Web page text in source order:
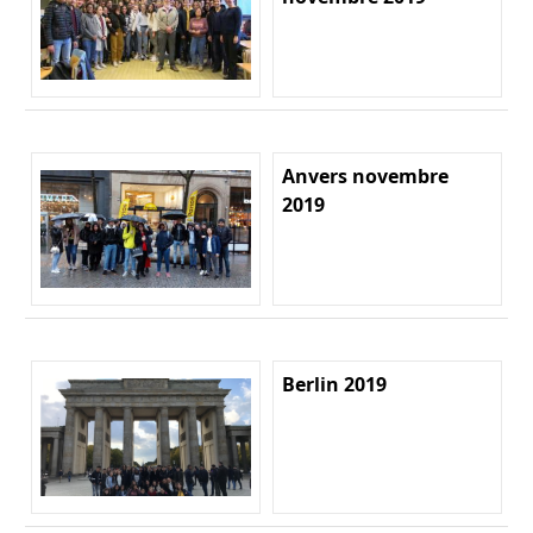
Anvers novembre
2019
Berlin 2019